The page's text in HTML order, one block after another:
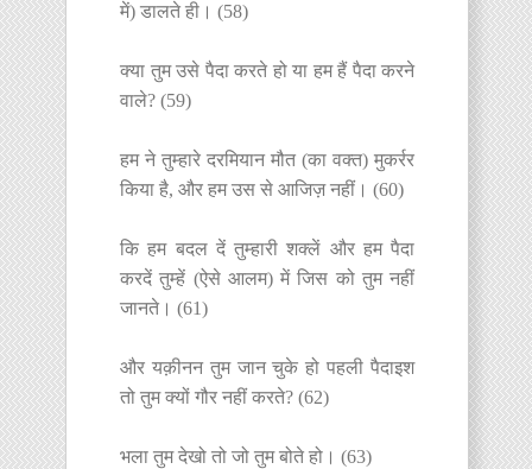
में) डालते ही। (58)
क्या तुम उसे पैदा करते हो या हम हैं पैदा करने
वाले? (59)
हम ने तुम्हारे दरमियान मौत (का वक्त) मुकर्रर
किया है, और हम उस से आजिज़ नहीं। (60)
कि हम बदल दें तुम्हारी शक्लें और हम पैदा
करदें तुम्हें (ऐसे आलम) में जिस को तुम नहीं
जानते। (61)
और यक़ीनन तुम जान चुके हो पहली पैदाइश
तो तुम क्यों गौर नहीं करते? (62)
भला तुम देखो तो जो तुम बोते हो। (63)